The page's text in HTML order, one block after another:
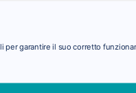
per garantire il suo corretto